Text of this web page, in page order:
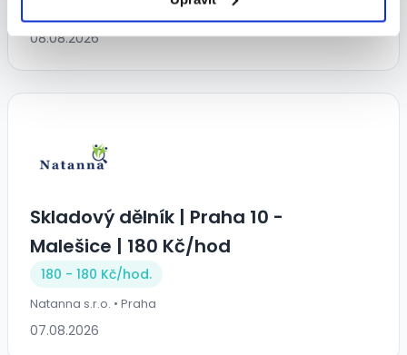
08.08.2026
Skladový dělník | Praha 10 -
Malešice | 180 Kč/hod
180 - 180 Kč/hod.
Natanna s.r.o. • Praha
07.08.2026